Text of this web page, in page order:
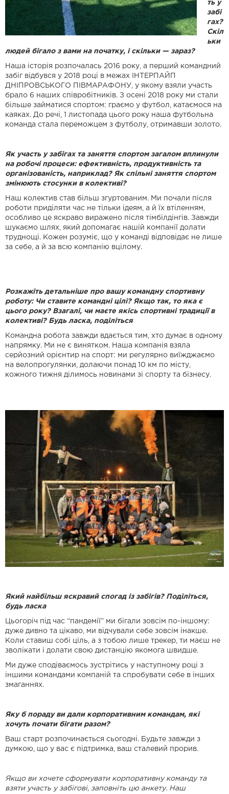
ть у
забі
гах?
Скіл
ьки
людей бігало з вами на початку, і скільки — зараз?
Наша історія розпочалась 2016 року, а перший командний
забіг відбувся у 2018 році в межах ІНТЕРПАЙП
ДНІПРОВСЬКОГО ПІВМАРАФОНУ, у якому взяли участь
брало 6 наших співробітників. З осені 2018 року ми стали
більше займатися спортом: граємо у футбол, катаємося на
каяках. До речі, 1 листопада цього року наша футбольна
команда стала переможцем з футболу, отримавши золото.
Як участь у забігах та заняття спортом загалом вплинули
на робочі процеси: ефективність, продуктивність та
організованість, наприклад? Як спільні заняття спортом
змінюють стосунки в колективі?
Наш колектив став більш згуртованим. Ми почали після
роботи приділяти час не тільки ідеям, а й їх втіленням,
особливо це яскраво виражено після тімбілдінгів. Завжди
шукаємо шлях, який допомагає нашій компанії долати
труднощі. Кожен розуміє, що у команді відповідає не лише
за себе, а й за всю компанію вцілому.
Розкажіть детальніше про вашу командну спортивну
роботу: Чи ставите командні цілі? Якщо так, то яка є
цього року? Взагалі, чи маєте якісь спортивні традиції в
колективі? Будь ласка, поділіться
Командна робота завжди вдається тим, хто думає в одному
напрямку. Ми не є винятком. Наша компанія взяла
серйозний орієнтир на спорт: ми регулярно виїжджаємо
на велопрогулянки, долаючи понад 10 км по місту,
кожного тижня ділимось новинами зі спорту та бізнесу.
Який найбільш яскравий спогад із забігів? Поділіться,
будь ласка
Цьогоріч під час “пандемії” ми бігали зовсім по-іншому:
дуже дивно та цікаво, ми відчували себе зовсім інакше.
Коли ставиш собі ціль, а з тобою лише трекер, ти маєш не
зволікати і долати свою дистанцію якомога швидше.
Ми дуже сподіваємось зустрітись у наступному році з
іншими командами компаній та спробувати себе в інших
змаганнях.
Яку б пораду ви дали корпоративним командам, які
хочуть почати бігати разом?
Ваш старт розпочинається сьогодні. Будьте завжди з
думкою, що у вас є підтримка, ваш сталевий прорив.
Якщо ви хочете сформувати корпоративну команду та
взяти участь у забігові, заповніть цю анкету. Наш